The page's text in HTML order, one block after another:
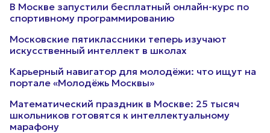
В Москве запустили бесплатный онлайн-курс по
спортивному программированию
Московские пятиклассники теперь изучают
искусственный интеллект в школах
Карьерный навигатор для молодёжи: что ищут на
портале «Молодёжь Москвы»
Математический праздник в Москве: 25 тысяч
школьников готовятся к интеллектуальному
марафону